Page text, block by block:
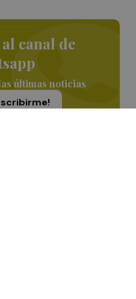
canal de
últimas noticias